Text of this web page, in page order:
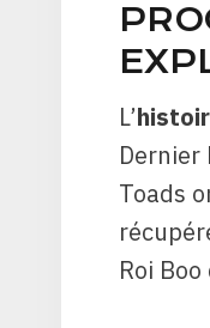
L’
Dernier
Toads
Roi